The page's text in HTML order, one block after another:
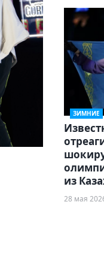
ЗИМНИЕ
из
28 мая